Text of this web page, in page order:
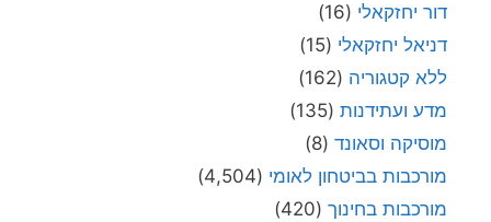
דור יחזקאלי (16)
דניאל יחזקאלי (15)
ללא קטגוריה (162)
מדע ועתידנות (135)
מוסיקה וסאונד (8)
מורכבות בביטחון לאומי (4,504)
מורכבות בחינוך (420)